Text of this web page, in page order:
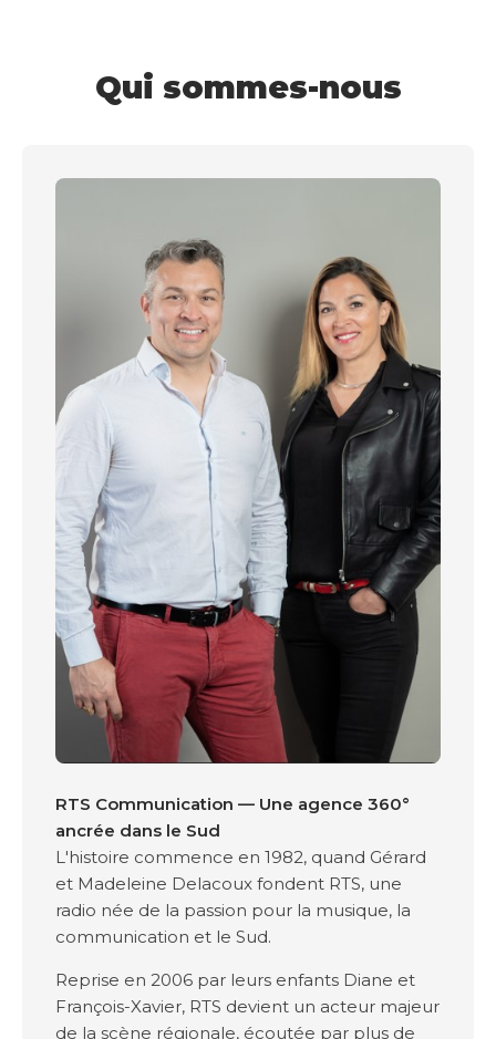
Qui sommes-nous
RTS Communication — Une agence 360°
ancrée dans le Sud
L'histoire commence en 1982, quand Gérard
et Madeleine Delacoux fondent RTS, une
radio née de la passion pour la musique, la
communication et le Sud.
Reprise en 2006 par leurs enfants Diane et
François-Xavier, RTS devient un acteur majeur
de la scène régionale, écoutée par plus de